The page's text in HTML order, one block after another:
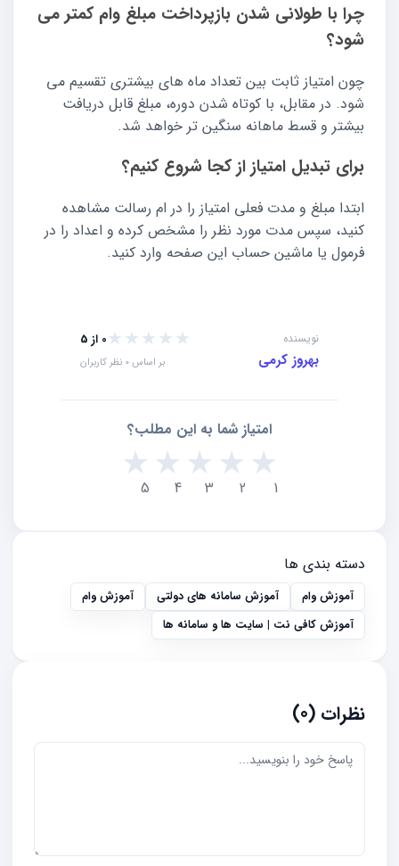
چرا با طولانی شدن بازپرداخت مبلغ وام کمتر می
شود؟
چون امتیاز ثابت بین تعداد ماه های بیشتری تقسیم می
شود. در مقابل، با کوتاه شدن دوره، مبلغ قابل دریافت
بیشتر و قسط ماهانه سنگین تر خواهد شد.
برای تبدیل امتیاز از کجا شروع کنیم؟
ابتدا مبلغ و مدت فعلی امتیاز را در ام رسالت مشاهده
کنید، سپس مدت مورد نظر را مشخص کرده و اعداد را در
فرمول یا ماشین حساب این صفحه وارد کنید.
نویسنده
بهروز کرمی
★★★★★0 از 5
بر اساس 0 نظر کاربران
امتیاز شما به این مطلب؟
★1
★2
★
3
★4
★
5
دسته بندی ها
آموزش وام آموزش سامانه های دولتی
آموزش وام
آموزش کافی نت | سایت ها و سامانه ها
نظرات (0)